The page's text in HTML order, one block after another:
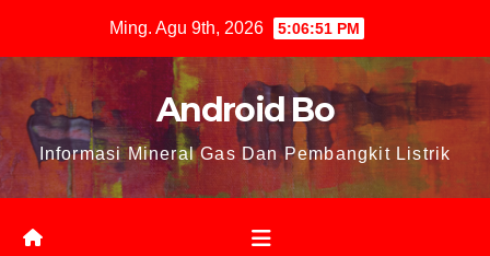
content
Ming. Agu 9th, 2026 5:06:51 PM
Android Bo
Informasi Mineral Gas Dan Pembangkit Listrik